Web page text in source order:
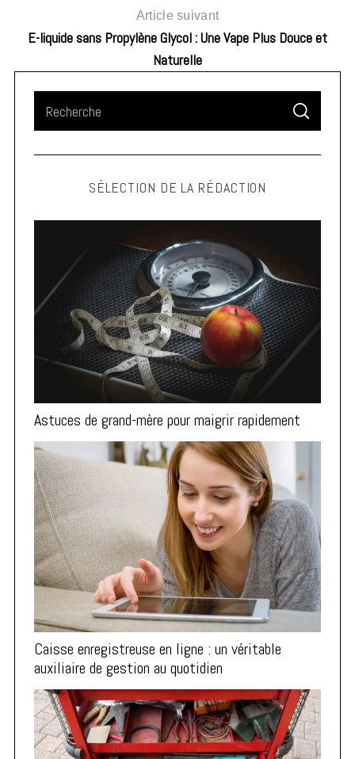
Article suivant
E-liquide sans Propylène Glycol : Une Vape Plus Douce et
Naturelle
S
A
C
SÉLECTION DE LA RÉDACTION
Astuces de grand-mère pour maigrir rapidement
Caisse enregistreuse en ligne : un véritable
auxiliaire de gestion au quotidien